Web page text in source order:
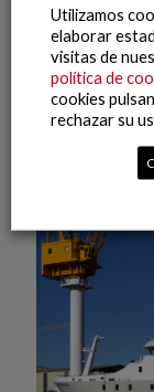
13 julio, 2026
Enteros o
calidad de sus
Utilizamos
elaborar
visitas de
política de
cookies
rechazar su